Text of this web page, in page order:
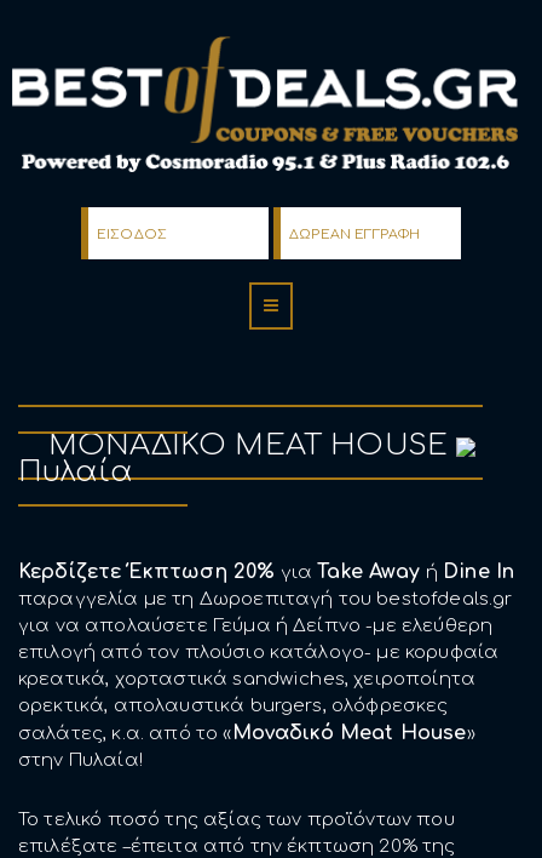
ΕΙΣΟΔΟΣ ΔΩΡΕΑΝ ΕΓΓΡΑΦΗ
ΜΟΝΑΔΙΚΟ MEAT HOUSE
Πυλαία
Κερδίζετε Έκπτωση 20% για Take Away ή Dine In
παραγγελία με τη Δωροεπιταγή του bestofdeals.gr
για να απολαύσετε Γεύμα ή Δείπνο -με ελεύθερη
επιλογή από τον πλούσιο κατάλογο- με κορυφαία
κρεατικά, χορταστικά sandwiches, χειροποίητα
ορεκτικά, απολαυστικά burgers, ολόφρεσκες
σαλάτες, κ.α. από το «Μοναδικό Meat House»
στην Πυλαία!
Το τελικό ποσό της αξίας των προϊόντων που
επιλέξατε –έπειτα από την έκπτωση 20% της